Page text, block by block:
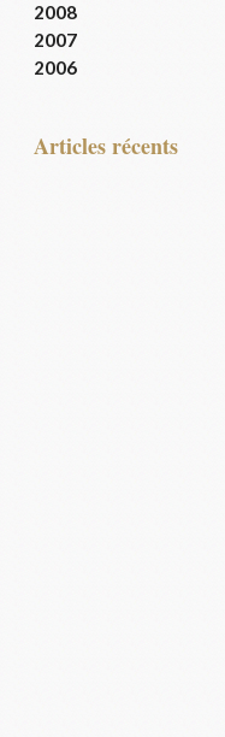
2008
2007
2006
articles récents